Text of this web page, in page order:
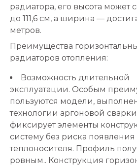
радиатора, его высота может
до 111,6 см, а ширина —
метров.
Преимущества
радиаторов отопления:
Возможность длительной
эксплуатации. Особым
пользуются модели,
технологии аргоновой
фиксирует элементы
систему без риска появления
теплоносителя. Профиль
ровным.. Конструкция